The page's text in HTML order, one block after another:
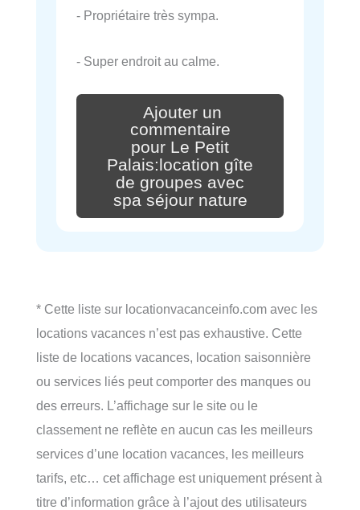
- Propriétaire très sympa.
- Super endroit au calme.
Ajouter un
commentaire
pour Le Petit
Palais:location gîte
de groupes avec
spa séjour nature
* Cette liste sur locationvacanceinfo.com avec les
locations vacances n’est pas exhaustive. Cette
liste de locations vacances, location saisonnière
ou services liés peut comporter des manques ou
des erreurs. L’affichage sur le site ou le
classement ne reflète en aucun cas les meilleurs
services d’une location vacances, les meilleurs
tarifs, etc… cet affichage est uniquement présent à
titre d’information grâce à l’ajout des utilisateurs